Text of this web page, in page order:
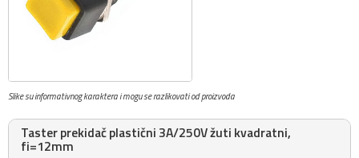
Slike su informativnog karaktera i mogu se razlikovati od proizvoda
Taster prekidač plastični 3A/250V žuti kvadratni,
fi=12mm